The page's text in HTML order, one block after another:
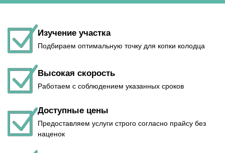
Изучение участка
Подбираем оптимальную точку для копки колодца
Высокая скорость
Работаем с соблюдением указанных сроков
Доступные цены
Предоставляем услуги строго согласно прайсу без
наценок